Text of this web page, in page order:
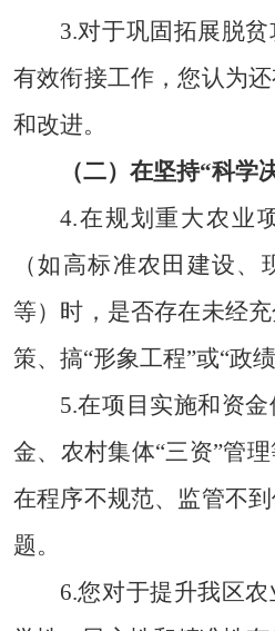
3.对于巩固拓展脱
有效衔接工作，您认为
和改进。
（二）在坚持“科学
4.在规划重大农业
（如高标准农田建设
等）时，是否存在未经
策、搞“形象工程”或“政
5.在项目实施和资
金、农村集体“三资”管
在程序不规范、监管不
题。
6.您对于提升我区